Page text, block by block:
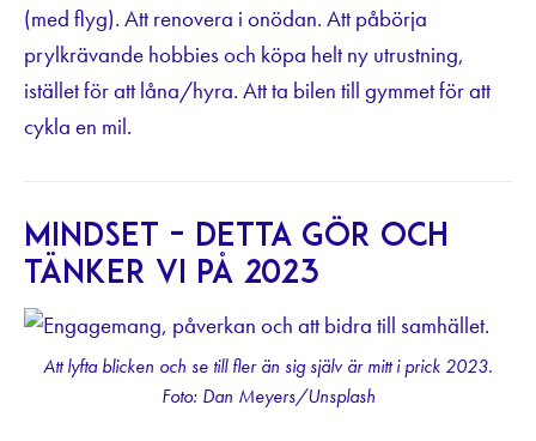
(med flyg). Att renovera i onödan. Att påbörja
prylkrävande hobbies och köpa helt ny utrustning,
istället för att låna/hyra. Att ta bilen till gymmet för att
cykla en mil.
Mindset – detta gör och
tänker vi på 2023
Att lyfta blicken och se till fler än sig själv är mitt i prick 2023.
Foto: Dan Meyers/Unsplash